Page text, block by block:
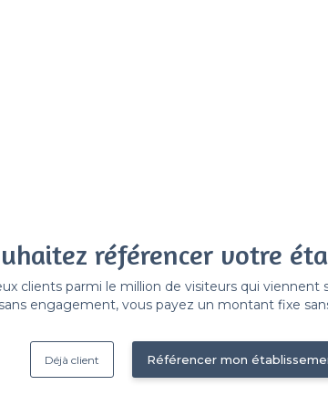
référencer votre
clients parmi le million de visiteurs qui viennent
engagement, vous payez un montant fixe
Référencer mon
Déjà client